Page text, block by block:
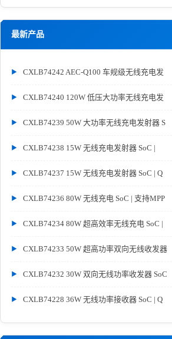
最新产品
CXLB74242 AEC-Q100 车规级无线充电发
CXLB74240 120W 低压大功率无线充电发
CXLB74239 50W 大功率无线充电发射器 S
CXLB74238 15W 无线充电发射器 SoC |
CXLB74237 15W 无线充电发射器 SoC | Q
CXLB74236 80W 无线充电 SoC | 支持MPP
CXLB74234 80W 超高效率无线充电 SoC |
CXLB74233 50W 超高功率双向无线收发器
CXLB74232 30W 双向无线功率收发器 SoC
CXLB74228 36W 无线功率接收器 SoC | Q